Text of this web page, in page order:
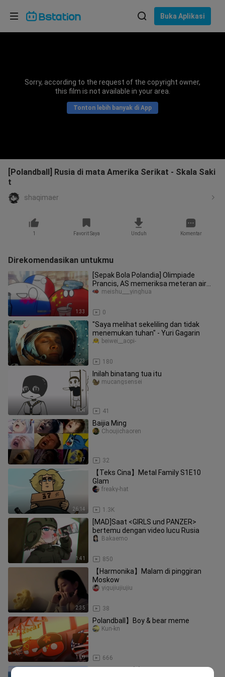
Buka Aplikasi
Sorry, according to the request of the copyright owner,
this film is not available in your area.
Tonton lebih banyak di App
[Polandball] Rusia di mata Amerika Serikat - Skala Saki
t
shaqimaer
1 Favorit Saya Unduh Komentar
Direkomendasikan untukmu
1:33
[Sepak Bola Polandia] Olimpiade
Prancis, AS memeriksa meteran air
atlet
0
meishu___yinghua
0:23
"Saya melihat sekeliling dan tidak
menemukan tuhan" - Yuri Gagarin
180
beiwei__aopi-
1:04
Inilah binatang tua itu
41
mucangsensei
1:17
Baijia Ming
32
Choujichaoren
26:14
【Teks Cina】Metal Family S1E10
Glam
1.3K
freaky-hat
1:41
[MAD]Saat <GIRLS und PANZER>
bertemu dengan video lucu Rusia
850
Bakaemo
2:35
【Harmonika】Malam di pinggiran
Moskow
38
yigujiujiujiu
1:09
Polandball】Boy & bear meme
666
Kun-kn
Pilih bahasa
Bahasa Indonesia